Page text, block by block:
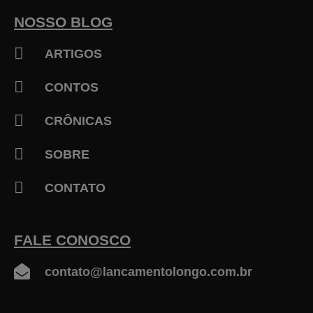
k
-
NOSSO BLOG
ARTIGOS
CONTOS
CRÔNICAS
SOBRE
CONTATO
FALE CONOSCO
contato@lancamentolongo.com.br